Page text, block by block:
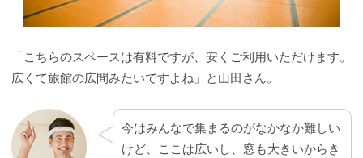
「こちらのスペースは有料ですが、安くご利用いただけます。
広くて旅館の広間みたいですよね」と山田さん。
今はみんなで集まるのがなかなか難しい
けど、ここは広いし、窓も大きいからき